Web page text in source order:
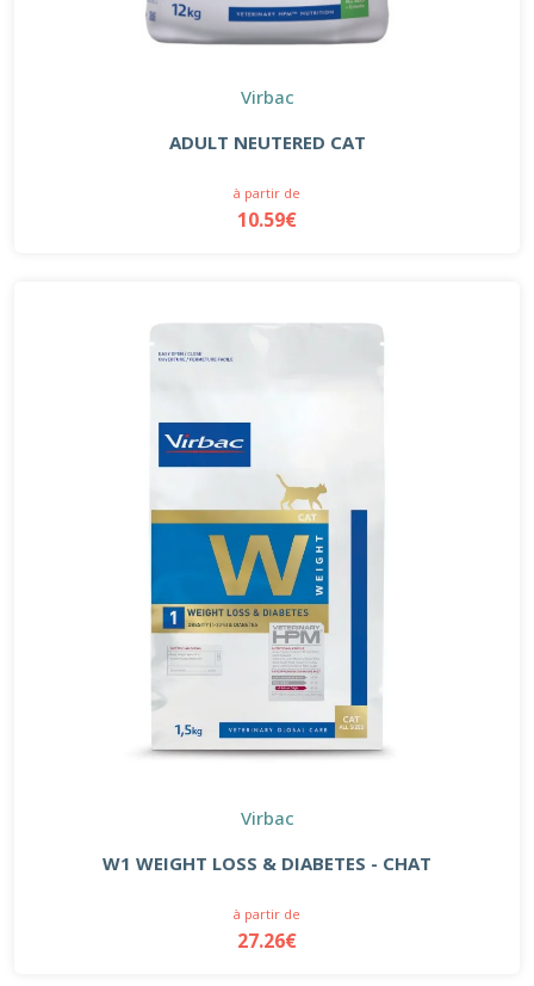
Virbac
ADULT NEUTERED CAT
à partir de
10.59€
Virbac
W1 WEIGHT LOSS & DIABETES - CHAT
à partir de
27.26€